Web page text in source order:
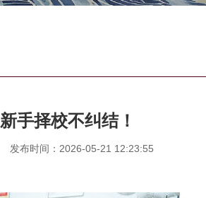
手择校不纠结！
发布时间：2026-05-21 12:23:55